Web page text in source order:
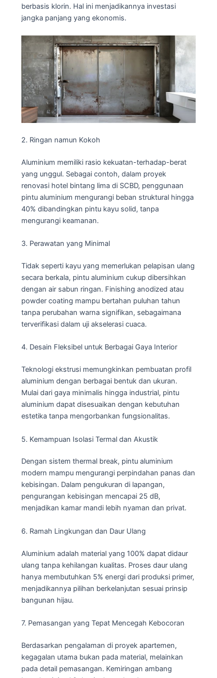
berbasis klorin. Hal ini menjadikannya investasi
jangka panjang yang ekonomis.
2. Ringan namun Kokoh
Aluminium memiliki rasio kekuatan-terhadap-berat
yang unggul. Sebagai contoh, dalam proyek
renovasi hotel bintang lima di SCBD, penggunaan
pintu aluminium mengurangi beban struktural hingga
40% dibandingkan pintu kayu solid, tanpa
mengurangi keamanan.
3. Perawatan yang Minimal
Tidak seperti kayu yang memerlukan pelapisan ulang
secara berkala, pintu aluminium cukup dibersihkan
dengan air sabun ringan. Finishing anodized atau
powder coating mampu bertahan puluhan tahun
tanpa perubahan warna signifikan, sebagaimana
terverifikasi dalam uji akselerasi cuaca.
4. Desain Fleksibel untuk Berbagai Gaya Interior
Teknologi ekstrusi memungkinkan pembuatan profil
aluminium dengan berbagai bentuk dan ukuran.
Mulai dari gaya minimalis hingga industrial, pintu
aluminium dapat disesuaikan dengan kebutuhan
estetika tanpa mengorbankan fungsionalitas.
5. Kemampuan Isolasi Termal dan Akustik
Dengan sistem thermal break, pintu aluminium
modern mampu mengurangi perpindahan panas dan
kebisingan. Dalam pengukuran di lapangan,
pengurangan kebisingan mencapai 25 dB,
menjadikan kamar mandi lebih nyaman dan privat.
6. Ramah Lingkungan dan Daur Ulang
Aluminium adalah material yang 100% dapat didaur
ulang tanpa kehilangan kualitas. Proses daur ulang
hanya membutuhkan 5% energi dari produksi primer,
menjadikannya pilihan berkelanjutan sesuai prinsip
bangunan hijau.
7. Pemasangan yang Tepat Mencegah Kebocoran
Berdasarkan pengalaman di proyek apartemen,
kegagalan utama bukan pada material, melainkan
pada detail pemasangan. Kemiringan ambang